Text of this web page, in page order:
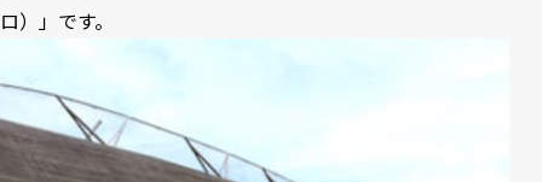
ロ）」です。